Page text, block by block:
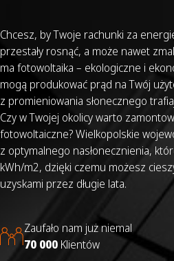
Chcesz, by Twoje rachunki za
przestały rosnąć, a może nawet
ma fotowoltaika – ekologiczne i
mogą produkować prąd na Twój
z promieniowania słonecznego
Czy w Twojej okolicy warto
fotowoltaiczne? Wielkopolskie
z optymalnego nasłonecznienia,
kWh/m2, dzięki czemu możesz
uzyskami przez długie lata.
Zaufało nam już niemal
70 000 Klientów